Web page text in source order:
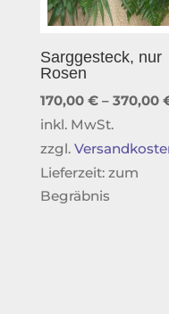
Sarggesteck, nur
Rosen
170,00 €– 370,00
inkl. MwSt.
zzgl.
Lieferzeit: zum
Begräbnis